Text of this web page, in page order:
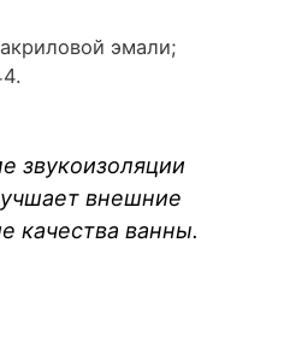
эмали;
звукоизоляции
внешние
качества ванны.